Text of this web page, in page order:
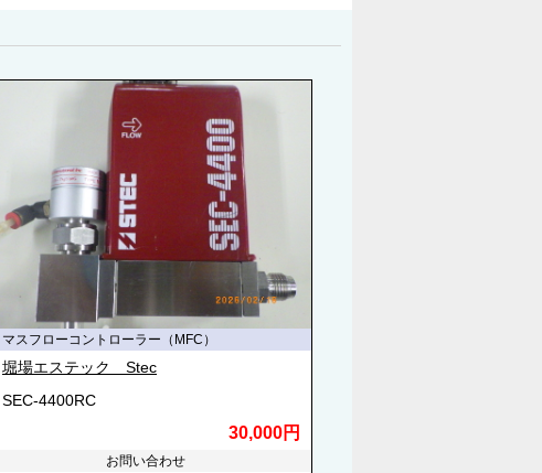
マスフローコントローラー（MFC）
堀場エステック Stec
SEC-4400RC
30,000円
お問い合わせ